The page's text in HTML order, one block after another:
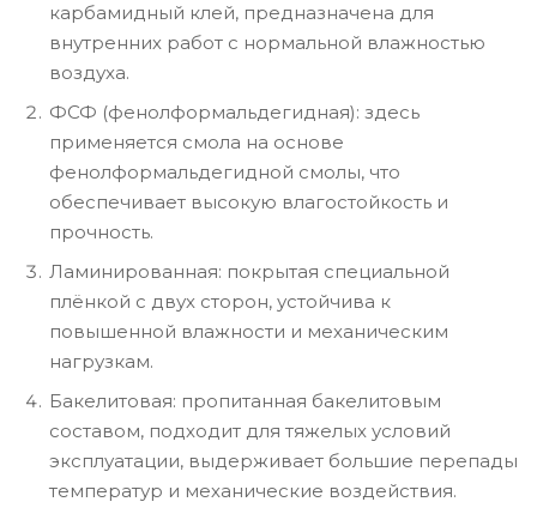
карбамидный клей, предназначена для
внутренних работ с нормальной влажностью
воздуха.
ФСФ (фенолформальдегидная): здесь
применяется смола на основе
фенолформальдегидной смолы, что
обеспечивает высокую влагостойкость и
прочность.
Ламинированная: покрытая специальной
плёнкой с двух сторон, устойчива к
повышенной влажности и механическим
нагрузкам.
Бакелитовая: пропитанная бакелитовым
составом, подходит для тяжелых условий
эксплуатации, выдерживает большие перепады
температур и механические воздействия.